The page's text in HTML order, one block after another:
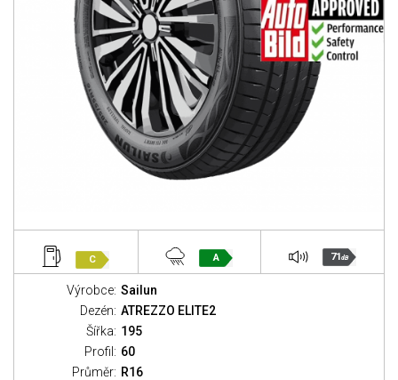
C A 71dB
Výrobce: Sailun
Dezén: ATREZZO ELITE2
Šířka: 195
Profil: 60
Průměr: R16